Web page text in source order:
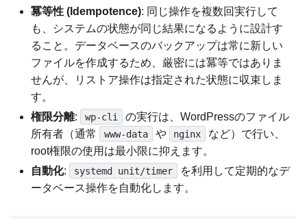
冪等性 (Idempotence): 同じ操作を複数回実行して
も、システムの状態が同じ結果になるように設計す
ること。データベースのバックアップは常に新しい
ファイルを作成するため、厳密には冪等ではありま
せんが、リストア操作は指定された状態に収束しま
す。
権限分離: wp-cli
の実行は、WordPressのファイル
所有者（通常
www-data や nginx
など）で行い、
root権限の使用は最小限に抑えます。
自動化: systemd unit/timer
を利用して定期的なデ
ータベース操作を自動化します。